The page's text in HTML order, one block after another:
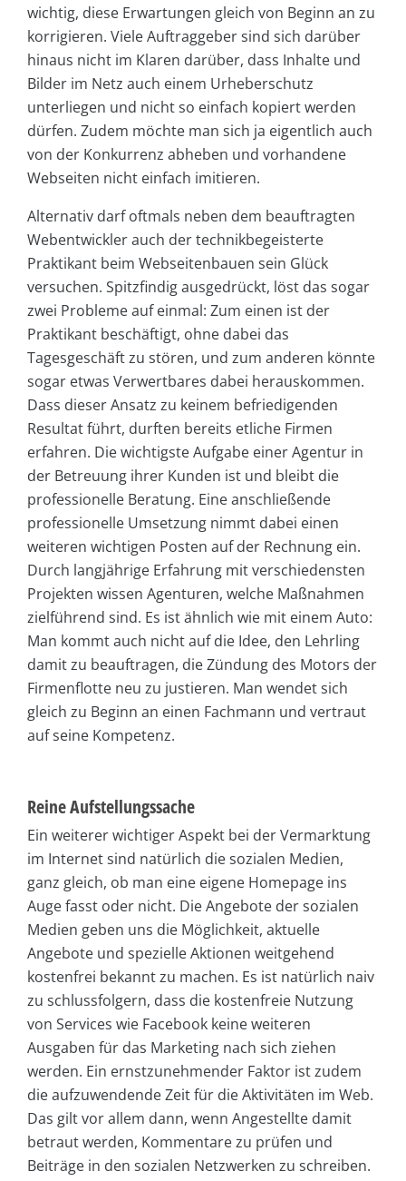
wichtig, diese Erwartungen gleich von Beginn an zu
korrigieren. Viele Auftraggeber sind sich darüber
hinaus nicht im Klaren darüber, dass Inhalte und
Bilder im Netz auch einem Urheberschutz
unterliegen und nicht so einfach kopiert werden
dürfen. Zudem möchte man sich ja eigentlich auch
von der Konkurrenz abheben und vorhandene
Webseiten nicht einfach imitieren.
Alternativ darf oftmals neben dem beauftragten
Webentwickler auch der technikbegeisterte
Praktikant beim Webseitenbauen sein Glück
versuchen. Spitzfindig ausgedrückt, löst das sogar
zwei Probleme auf einmal: Zum einen ist der
Praktikant beschäftigt, ohne dabei das
Tagesgeschäft zu stören, und zum anderen könnte
sogar etwas Verwertbares dabei herauskommen.
Dass dieser Ansatz zu keinem befriedigenden
Resultat führt, durften bereits etliche Firmen
erfahren. Die wichtigste Aufgabe einer Agentur in
der Betreuung ihrer Kunden ist und bleibt die
professionelle Beratung. Eine anschließende
professionelle Umsetzung nimmt dabei einen
weiteren wichtigen Posten auf der Rechnung ein.
Durch langjährige Erfahrung mit verschiedensten
Projekten wissen Agenturen, welche Maßnahmen
zielführend sind. Es ist ähnlich wie mit einem Auto:
Man kommt auch nicht auf die Idee, den Lehrling
damit zu beauftragen, die Zündung des Motors der
Firmenflotte neu zu justieren. Man wendet sich
gleich zu Beginn an einen Fachmann und vertraut
auf seine Kompetenz.
Reine Aufstellungssache
Ein weiterer wichtiger Aspekt bei der Vermarktung
im Internet sind natürlich die sozialen Medien,
ganz gleich, ob man eine eigene Homepage ins
Auge fasst oder nicht. Die Angebote der sozialen
Medien geben uns die Möglichkeit, aktuelle
Angebote und spezielle Aktionen weitgehend
kostenfrei bekannt zu machen. Es ist natürlich naiv
zu schlussfolgern, dass die kostenfreie Nutzung
von Services wie Facebook keine weiteren
Ausgaben für das Marketing nach sich ziehen
werden. Ein ernstzunehmender Faktor ist zudem
die aufzuwendende Zeit für die Aktivitäten im Web.
Das gilt vor allem dann, wenn Angestellte damit
betraut werden, Kommentare zu prüfen und
Beiträge in den sozialen Netzwerken zu schreiben.